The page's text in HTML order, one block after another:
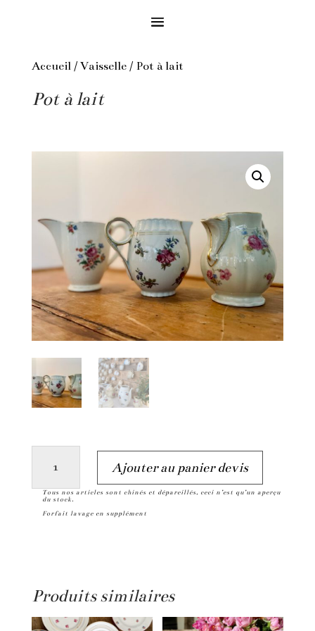
Accueil/ Vaisselle/ Pot à lait
Pot à lait
Pot
Ajouter au panier devis
t
i
Tous nos articles sont chinés et dépareillés, ceci n’est qu’un aperçu
du stock.
Forfait lavage en supplément
Produits similaires